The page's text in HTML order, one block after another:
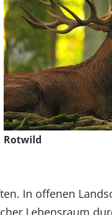
Rotwild
In offenen
Lebensraum